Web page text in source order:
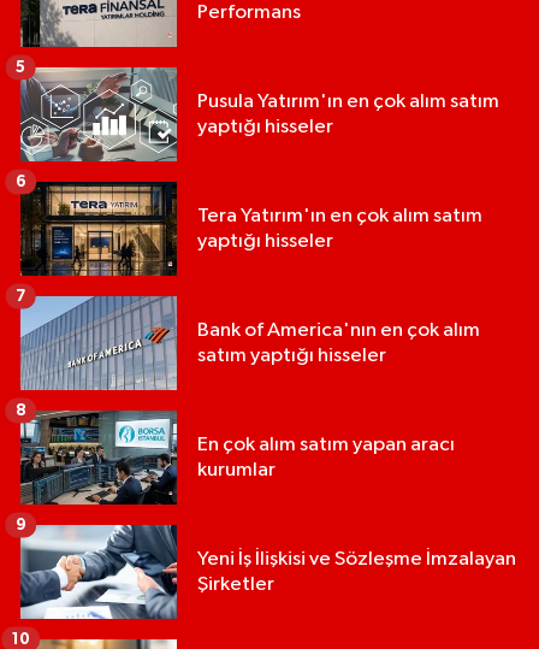
Performans
Pusula Yatırım'ın en çok alım satım
yaptığı hisseler
5
Tera Yatırım'ın en çok alım satım
yaptığı hisseler
6
Bank of America'nın en çok alım
satım yaptığı hisseler
7
En çok alım satım yapan aracı
kurumlar
8
Yeni İş İlişkisi ve Sözleşme İmzalayan
Şirketler
9
10